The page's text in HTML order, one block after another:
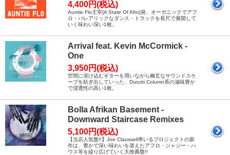
4,400円(税込)
Auntie Flo主宰[A State Of Afro]発、オーガニックでアフ
ロ・バレアリックなダンス・トラックを長尺で展開して
いく味わい深い1枚。
Arrival feat. Kevin McCormick -
One
3,950円(税込)
空間に溶け込むギターを用いながら幽玄なサウンドスケ
ープを紡ぎ出していった、Durutti Column系の滋味豊か
で浸透性の高い1枚。
Bolla Afrikan Basement -
Downward Staircase Remixes
5,100円(税込)
【当店人気盤!!】Joe Claussell率いるプロジェクトの新
作は、豊かで深い味わいを湛えたアフロ・ジャジー・ハ
ウス等を繰り広げていく大推薦盤!!